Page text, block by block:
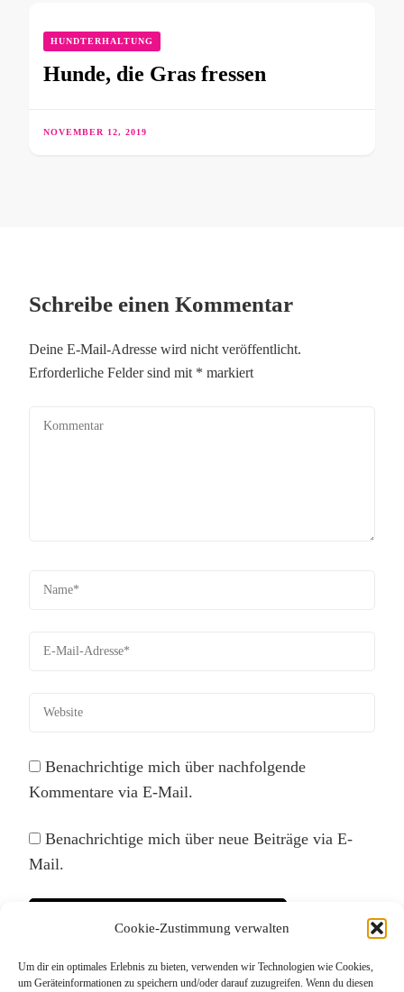
Cookie-Zustimmung verwalten
Um dir ein optimales Erlebnis zu bieten, verwenden wir Technologien wie Cookies,
um Geräteinformationen zu speichern und/oder darauf zuzugreifen. Wenn du diesen
HUNDTERHALTUNG
Hunde, die Gras fressen
NOVEMBER 12, 2019
Schreibe einen Kommentar
Deine E-Mail-Adresse wird nicht veröffentlicht.
Erforderliche Felder sind mit * markiert
Benachrichtige mich über nachfolgende
Kommentare via E-Mail.
Benachrichtige mich über neue Beiträge via E-
Mail.
Diese Website verwendet Akismet, um Spam zu